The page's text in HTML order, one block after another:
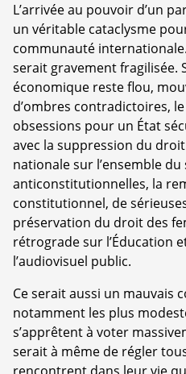
L’arrivée au pouvoir d’un
un véritable cataclysme
communauté
serait gravement fragilisée.
économique reste flou,
d’ombres contradictoires,
obsessions pour un État
avec la suppression du
nationale sur l’ensemble
anticonstitutionnelles, la
constitutionnel, de
préservation du droit des
rétrograde sur l’Éducation
l’audiovisuel public.
Ce serait aussi un mauvais
notamment les plus
s’apprêtent à voter
serait à même de régler